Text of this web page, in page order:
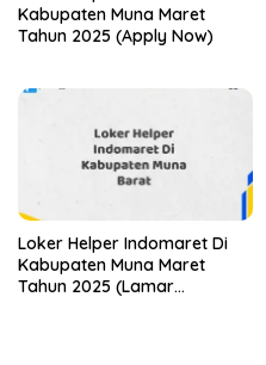
Kabupaten Muna Maret
Tahun 2025 (Apply Now)
Loker Helper Indomaret Di
Kabupaten Muna Maret
Tahun 2025 (Lamar